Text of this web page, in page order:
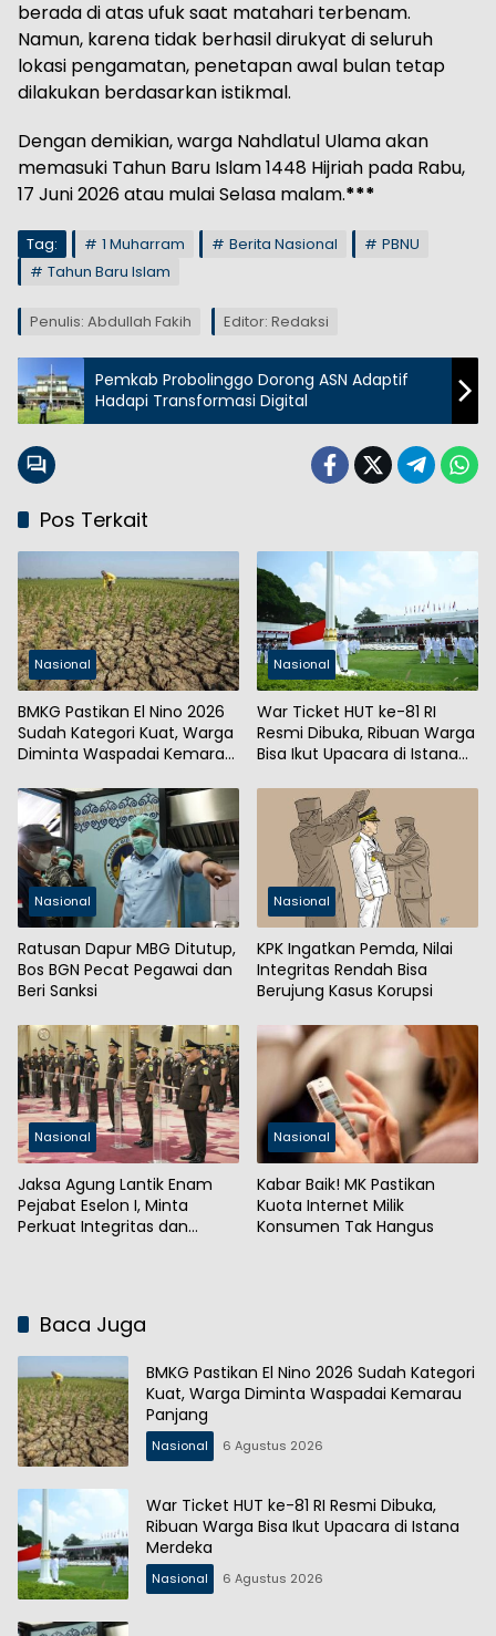
berada di atas ufuk saat matahari terbenam.
Namun, karena tidak berhasil dirukyat di seluruh
lokasi pengamatan, penetapan awal bulan tetap
dilakukan berdasarkan istikmal.
Dengan demikian, warga Nahdlatul Ulama akan
memasuki Tahun Baru Islam 1448 Hijriah pada Rabu,
17 Juni 2026 atau mulai Selasa malam.***
Tag: 1 Muharram Berita Nasional
PBNU
Tahun Baru Islam
Penulis: Abdullah Fakih Editor: Redaksi
Pemkab Probolinggo Dorong ASN Adaptif
Hadapi Transformasi Digital
Pos Terkait
Nasional
BMKG Pastikan El Nino 2026
Sudah Kategori Kuat, Warga
Diminta Waspadai Kemarau
Nasional
War Ticket HUT ke-81 RI
Resmi Dibuka, Ribuan Warga
Bisa Ikut Upacara di Istana
Nasional
Ratusan Dapur MBG Ditutup,
Bos BGN Pecat Pegawai dan
Beri Sanksi
Nasional
KPK Ingatkan Pemda, Nilai
Integritas Rendah Bisa
Berujung Kasus Korupsi
Nasional
Jaksa Agung Lantik Enam
Pejabat Eselon I, Minta
Perkuat Integritas dan
Nasional
Kabar Baik! MK Pastikan
Kuota Internet Milik
Konsumen Tak Hangus
Baca Juga
BMKG Pastikan El Nino 2026 Sudah Kategori
Kuat, Warga Diminta Waspadai Kemarau
Panjang
Nasional 6 Agustus 2026
War Ticket HUT ke-81 RI Resmi Dibuka,
Ribuan Warga Bisa Ikut Upacara di Istana
Merdeka
Nasional 6 Agustus 2026